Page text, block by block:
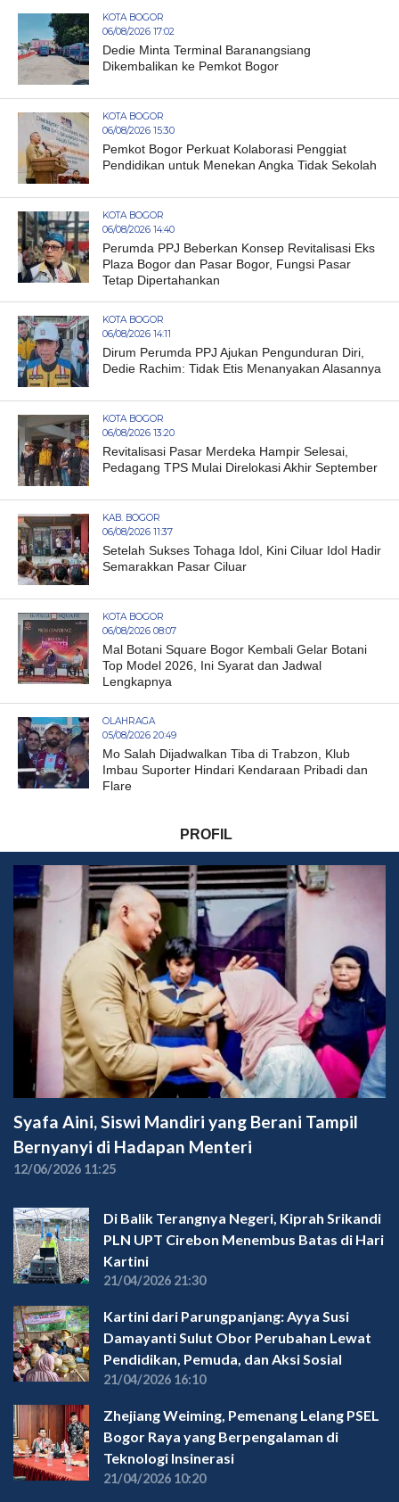
KOTA BOGOR
06/08/2026 17:02
Dedie Minta Terminal Baranangsiang
Dikembalikan ke Pemkot Bogor
KOTA BOGOR
06/08/2026 15:30
Pemkot Bogor Perkuat Kolaborasi Penggiat
Pendidikan untuk Menekan Angka Tidak Sekolah
KOTA BOGOR
06/08/2026 14:40
Perumda PPJ Beberkan Konsep Revitalisasi Eks
Plaza Bogor dan Pasar Bogor, Fungsi Pasar
Tetap Dipertahankan
KOTA BOGOR
06/08/2026 14:11
Dirum Perumda PPJ Ajukan Pengunduran Diri,
Dedie Rachim: Tidak Etis Menanyakan Alasannya
KOTA BOGOR
06/08/2026 13:20
Revitalisasi Pasar Merdeka Hampir Selesai,
Pedagang TPS Mulai Direlokasi Akhir September
KAB. BOGOR
06/08/2026 11:37
Setelah Sukses Tohaga Idol, Kini Ciluar Idol Hadir
Semarakkan Pasar Ciluar
KOTA BOGOR
06/08/2026 08:07
Mal Botani Square Bogor Kembali Gelar Botani
Top Model 2026, Ini Syarat dan Jadwal
Lengkapnya
OLAHRAGA
05/08/2026 20:49
Mo Salah Dijadwalkan Tiba di Trabzon, Klub
Imbau Suporter Hindari Kendaraan Pribadi dan
Flare
PROFIL
Syafa Aini, Siswi Mandiri yang Berani Tampil
Bernyanyi di Hadapan Menteri
12/06/2026 11:25
Di Balik Terangnya Negeri, Kiprah Srikandi
PLN UPT Cirebon Menembus Batas di Hari
Kartini
21/04/2026 21:30
Kartini dari Parungpanjang: Ayya Susi
Damayanti Sulut Obor Perubahan Lewat
Pendidikan, Pemuda, dan Aksi Sosial
21/04/2026 16:10
Zhejiang Weiming, Pemenang Lelang PSEL
Bogor Raya yang Berpengalaman di
Teknologi Insinerasi
21/04/2026 10:20